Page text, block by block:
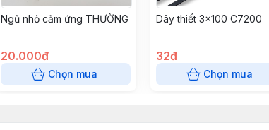
Ngủ nhỏ cảm ứng THƯỜNG
20.000đ
Chọn mua
Dây thiết 3x100 C7200
32đ
Chọn mua